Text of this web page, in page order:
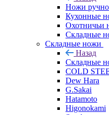
Ножи
Кухонные
Охотничьи
Складные
Складные ножи
Назад
Складные
COLD
Dew Hara
G.Sakai
Hatamoto
Higonokami